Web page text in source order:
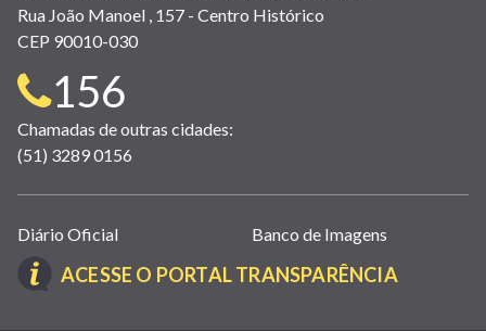
Rua João Manoel , 157 - Centro Histórico
CEP 90010-030
Telefone
para
contato:
156
Chamadas de outras cidades:
(51) 3289 0156
Links
úteis
(abrem
Diário Oficial Banco de Imagens
ACESSE O PORTAL TRANSPARÊNCIA(LINK